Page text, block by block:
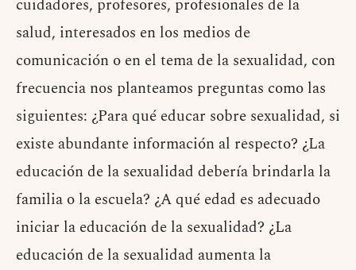
cuidadores, profesores, profesionales de la
salud, interesados en los medios de
comunicación o en el tema de la sexualidad, con
frecuencia nos planteamos preguntas como las
siguientes: ¿Para qué educar sobre sexualidad, si
existe abundante información al respecto? ¿La
educación de la sexualidad debería brindarla la
familia o la escuela? ¿A qué edad es adecuado
iniciar la educación de la sexualidad? ¿La
educación de la sexualidad aumenta la